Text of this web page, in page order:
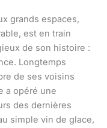
grands espaces,
est en train
de son histoire :
Longtemps
de ses voisins
a opéré une
des dernières
simple vin de glace,